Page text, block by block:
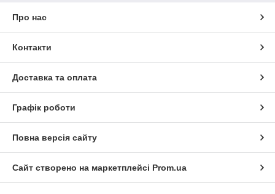
Про нас
Контакти
Доставка та оплата
Графік роботи
Повна версія сайту
Сайт створено на маркетплейсі Prom.ua